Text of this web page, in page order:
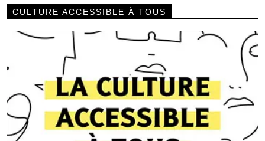
CULTURE ACCESSIBLE À TOUS